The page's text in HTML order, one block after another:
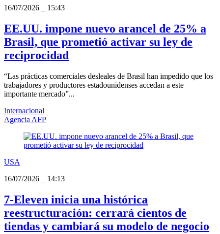
16/07/2026 15:43
EE.UU. impone nuevo arancel de 25% a
Brasil, que prometió activar su ley de
reciprocidad
“Las prácticas comerciales desleales de Brasil han impedido que los
trabajadores y productores estadounidenses accedan a este
importante mercado”...
Internacional
Agencia AFP
USA
16/07/2026
14:13
7-Eleven inicia una histórica
reestructuración: cerrará cientos de
tiendas y cambiará su modelo de negocio